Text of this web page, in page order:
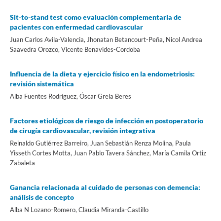
Sit-to-stand test como evaluación complementaria de
pacientes con enfermedad cardiovascular
Juan Carlos Avila-Valencia, Jhonatan Betancourt-Peña, Nicol Andrea
Saavedra Orozco, Vicente Benavides-Cordoba
Influencia de la dieta y ejercicio físico en la endometriosis:
revisión sistemática
Alba Fuentes Rodríguez, Óscar Grela Beres
Factores etiológicos de riesgo de infección en postoperatorio
de cirugía cardiovascular, revisión integrativa
Reinaldo Gutiérrez Barreiro, Juan Sebastián Renza Molina, Paula
Yisseth Cortes Motta, Juan Pablo Tavera Sánchez, María Camila Ortiz
Zabaleta
Ganancia relacionada al cuidado de personas con demencia:
análisis de concepto
Alba N Lozano-Romero, Claudia Miranda-Castillo